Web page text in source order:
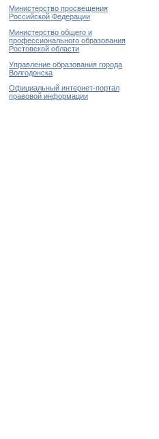
Министерство просвещения
Российской Федерации
Министерство общего и
профессионального образования
Ростовской области
Управление образования города
Волгодонска
Официальный интернет-портал
правовой информации